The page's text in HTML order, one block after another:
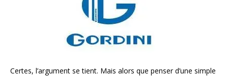
Certes, l’argument se tient. Mais alors que penser d’une simple